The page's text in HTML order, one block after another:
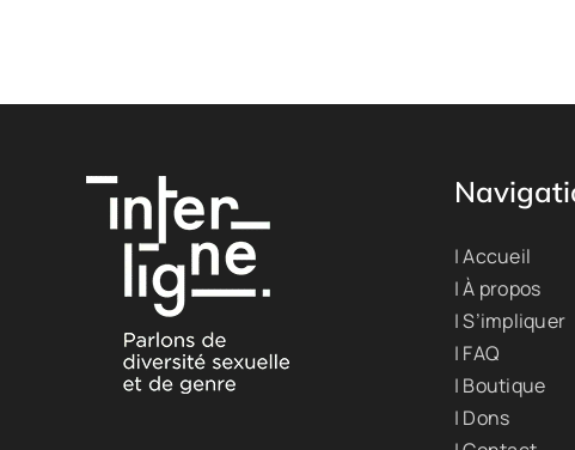
| Accueil
| À propos
| S’impliquer
| FAQ
| Boutique
| Dons